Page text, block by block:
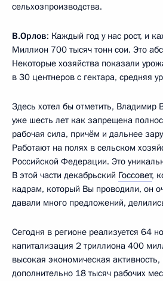
сельхозпроизводства.
В.Орлов: Каждый год у нас рост, и
Миллион 700 тысяч тонн сои. Это
Некоторые хозяйства показали
в 30 центнеров с гектара, средняя
Здесь хотел бы отметить, Владимир
уже шесть лет как запрещена
рабочая сила, причём и дальнее
Работают на полях в сельском
Российской Федерации. Это
В этой части декабрьский Госсовет,
кадрам, который Вы проводили, он
давали много предложений,
Сегодня в регионе реализуется 64
капитализация 2 триллиона 400
высокая экономическая активность,
дополнительно 18 тысяч рабочих